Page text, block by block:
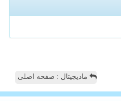
مادیجیتال : صفحه اصلی